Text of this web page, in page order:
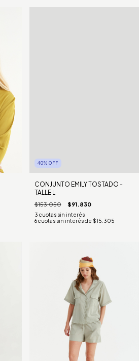
40% OFF
CONJUNTO EMILY TOSTADO -
TALLE L
$153.050 $91.830
6 cuotas sin interés de $15.305